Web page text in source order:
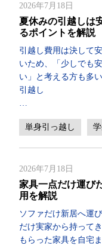
2026年7月18日
夏休みの引越しは
るポイントを解説
引越し費用は決して
いため、「少しでも
い」と考える方も多い
引越し
単身引っ越し
2026年7月18日
家具一点だけ運び
用を解説
ソファだけ新居へ運
だけ実家から持って
もらった家具を自宅